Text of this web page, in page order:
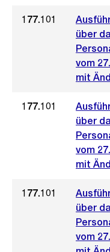
177.101
über
vom
mit
177.101
über
vom
mit
177.101
über
vom